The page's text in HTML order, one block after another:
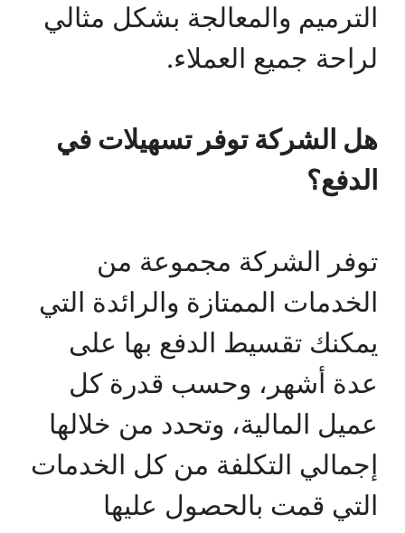
الترميم والمعالجة بشكل مثالي
لراحة جميع العملاء.
هل الشركة توفر تسهيلات في
الدفع؟
توفر الشركة مجموعة من
الخدمات الممتازة والرائدة التي
يمكنك تقسيط الدفع بها على
عدة أشهر، وحسب قدرة كل
عميل المالية، وتحدد من خلالها
إجمالي التكلفة من كل الخدمات
التي قمت بالحصول عليها